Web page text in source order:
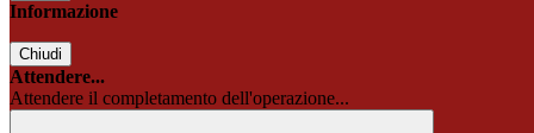
Informazione
Chiudi
Attendere...
Attendere il completamento dell'operazione...